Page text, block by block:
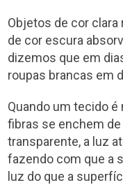
Objetos de cor
de cor escura
dizemos que em
roupas brancas em
Quando um tecido
fibras se enchem de
transparente, a luz
fazendo com que a
luz do que a